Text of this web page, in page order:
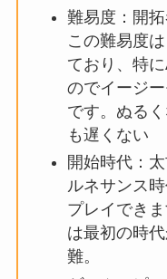
難易度：開
この難易度
ており、特
のでイージ
です。ぬる
も遅くない
開始時代：
ルネサンス
プレイでき
は最初の時
難。